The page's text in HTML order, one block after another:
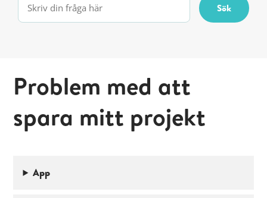
Problem med att
spara mitt projekt
App